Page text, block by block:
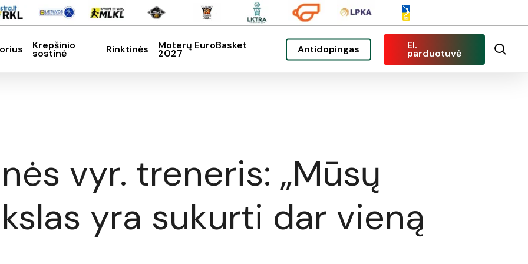
Krepšinio
sostinė Rinktinės Moterų EuroBasket
2027 Antidopingas El.
parduotuvė
vyr. treneris: „Mūsų
yra sukurti dar vieną